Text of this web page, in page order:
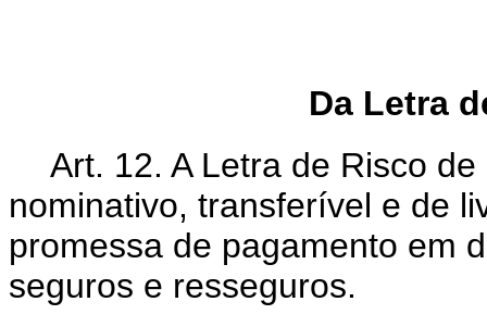
Da Letra
Art. 12. A Letra de Risco
nominativo, transferível e de
promessa de pagamento em
seguros e resseguros.